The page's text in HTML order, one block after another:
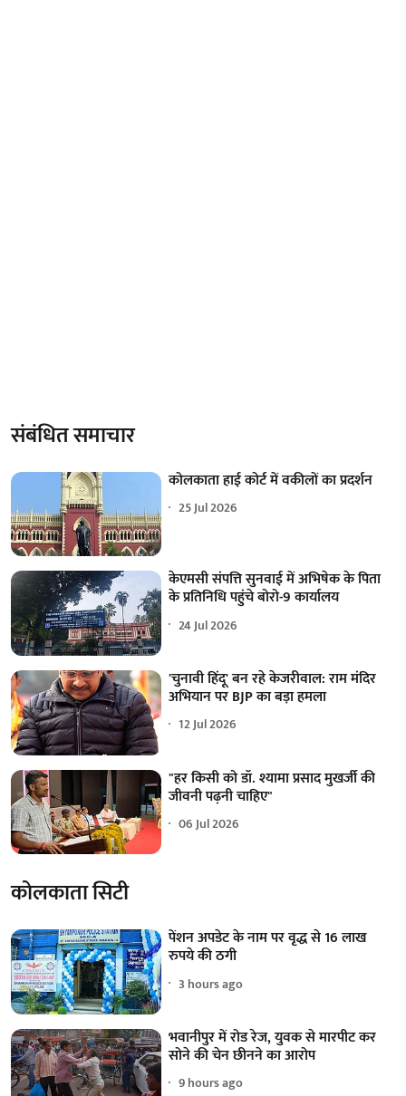
संबंधित समाचार
कोलकाता हाई कोर्ट में वकीलों का प्रदर्शन
25 Jul 2026
केएमसी संपत्ति सुनवाई में अभिषेक के पिता
के प्रतिनिधि पहुंचे बोरो-9 कार्यालय
24 Jul 2026
'चुनावी हिंदू' बन रहे केजरीवाल: राम मंदिर
अभियान पर BJP का बड़ा हमला
12 Jul 2026
"हर किसी को डॉ. श्यामा प्रसाद मुखर्जी की
जीवनी पढ़नी चाहिए"
06 Jul 2026
कोलकाता सिटी
पेंशन अपडेट के नाम पर वृद्ध से 16 लाख
रुपये की ठगी
3 hours ago
भवानीपुर में रोड रेज, युवक से मारपीट कर
सोने की चेन छीनने का आरोप
9 hours ago